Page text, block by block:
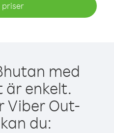
priser
med
är enkelt.
Viber Out-
du: